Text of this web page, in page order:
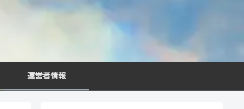
運営者情報